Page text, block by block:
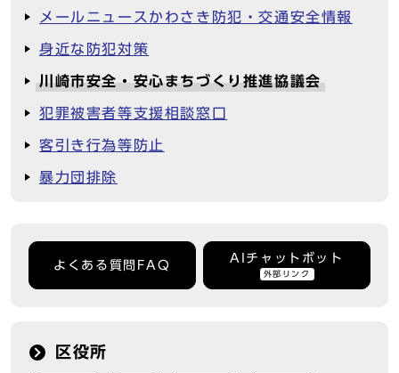
メールニュースかわさき防犯・交通安全情報
身近な防犯対策
川崎市安全・安心まちづくり推進協議会
犯罪被害者等支援相談窓口
客引き行為等防止
暴力団排除
よくある質問FAQ
AIチャットボット
外部リンク
区役所